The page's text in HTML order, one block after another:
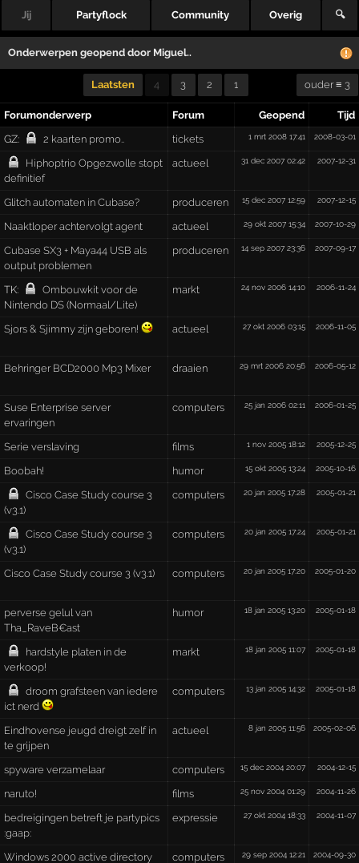
Jij Partyflock Community Overig 🔍
Onderwerpen geopend door Miguel..
Laatsten 4 3 2 1 ouder ≡ 3
Forumonderwerp Forum Geopend
Tijd
GZ:
2 kaarten promo.. tickets 1 mrt 2008 17:41 2008-03-01
Hiphoptrio Opgezwolle stopt
definitief
actueel 31 dec 2007 02:42 2007-12-31
Glitch automaten in Cubase? produceren 15 dec 2007 12:59 2007-12-15
Naaktloper achtervolgt agent actueel 29 okt 2007 15:34 2007-10-29
Cubase SX3 + Maya44 USB als
output problemen
produceren 14 sep 2007 23:36 2007-09-17
TK:
Ombouwkit voor de
Nintendo DS (Normaal/Lite)
markt 24 nov 2006 14:10 2006-11-24
Sjors & Sjimmy zijn geboren! actueel 27 okt 2006 03:15 2006-11-05
Behringer BCD2000 Mp3 Mixer draaien 29 mrt 2006 20:56 2006-05-12
Suse Enterprise server
ervaringen
computers 25 jan 2006 02:11 2006-01-25
Serie verslaving films 1 nov 2005 18:12 2005-12-25
Boobah! humor 15 okt 2005 13:24 2005-10-16
Cisco Case Study course 3
(v3.1)
computers 20 jan 2005 17:28 2005-01-21
Cisco Case Study course 3
(v3.1)
computers 20 jan 2005 17:24 2005-01-21
Cisco Case Study course 3 (v3.1) computers 20 jan 2005 17:20 2005-01-20
perverse gelul van
Tha_RaveB€ast
humor 18 jan 2005 13:20 2005-01-18
hardstyle platen in de
verkoop!
markt 18 jan 2005 11:07 2005-01-18
droom grafsteen van iedere
ict nerd
computers 13 jan 2005 14:32 2005-01-18
Eindhovense jeugd dreigt zelf in
te grijpen
actueel 8 jan 2005 11:56 2005-02-06
spyware verzamelaar computers 15 dec 2004 20:07 2004-12-15
naruto! films 25 nov 2004 01:29 2004-11-26
bedreigingen betreft je partypics
:gaap:
expressie 27 okt 2004 18:33 2004-11-07
Windows 2000 active directory
computers 29 sep 2004 12:21 2004-09-30